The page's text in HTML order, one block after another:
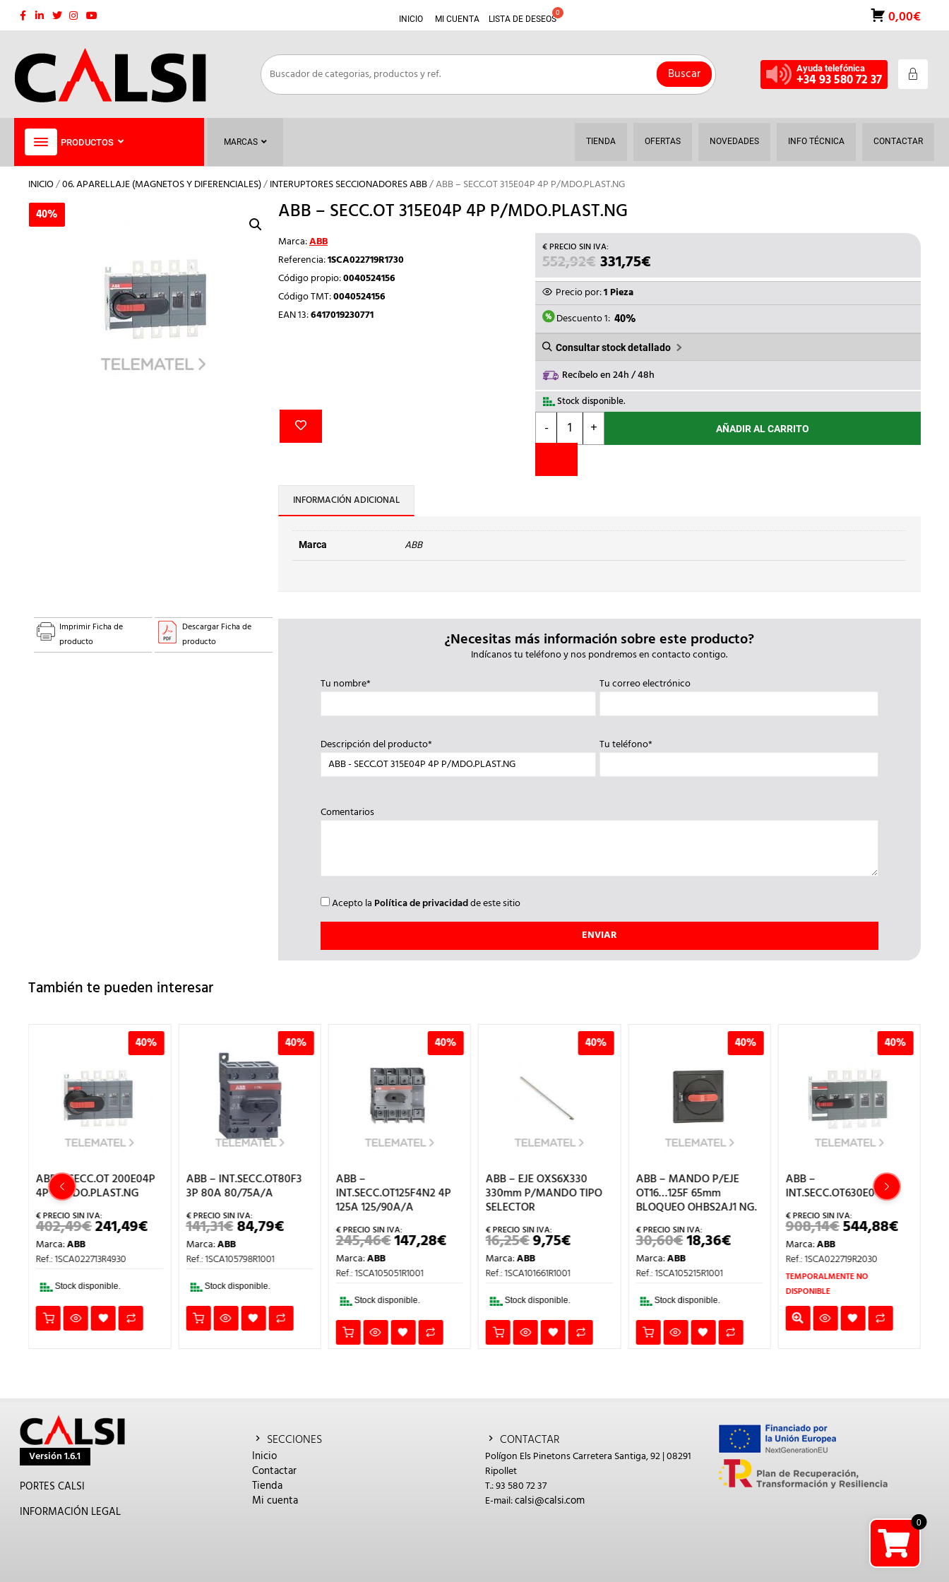
Saltar
INICIO MI CUENTA LISTA DE DESEOS 0,00€
Buscar Ayuda telefónica
+34 93 580 72 37
PRODUCTOS MARCAS TIENDA OFERTAS NOVEDADES INFO TÉCNICA CONTACTAR
INICIO/06. APARELLAJE (MAGNETOS Y DIFERENCIALES)/INTERUPTORES SECCIONADORES ABB/ ABB – SECC.OT 315E04P 4P P/MDO.PLAST.NG
40% ABB – SECC.OT 315E04P 4P P/MDO.PLAST.NG
Marca:ABB
Referencia:1SCA022719R1730
Código propio:0040524156
Código TMT:0040524156
EAN 13:6417019230771
552,92€ EL
PRECIO
ORIGINAL
ERA:
552,92€.
331,75€EL
PRECIO
ES:
Precio por:1 Pieza
Descuento 1: 40%
Consultar stock detallado
Recíbelo en 24h / 48h
Stock disponible.
-
ABB
SECC.OT
4P
+ AÑADIR AL CARRITO
INFORMACIÓN ADICIONAL
Marca ABB
40%
Imprimir Ficha de
producto
Descargar Ficha de
producto
¿Necesitas más información sobre este producto?
Indícanos tu teléfono y nos pondremos en contacto contigo.
Tu nombre*
Tu correo electrónico
Descripción del producto* Tu teléfono*
Comentarios
Acepto la Política de privacidadde este sitio
También te pueden interesar
40%
ABB – SECC.OT 200E04P
4P P/MDO.PLAST.NG
402,49€EL
PRECIO
ERA:
241,49€EL
PRECIO
ACTUAL
Marca:ABB
Ref.: 1SCA022713R4930
Stock disponible.
40%
ABB – INT.SECC.OT80F3
3P 80A 80/75A/A
141,31€EL
PRECIO
ERA:
84,79€EL
PRECIO
Marca:ABB
Ref.: 1SCA105798R1001
Stock disponible.
40%
ABB –
INT.SECC.OT125F4N2 4P
125A 125/90A/A
245,46€EL
PRECIO
ERA:
147,28€EL
PRECIO
ACTUAL
Marca:ABB
Ref.: 1SCA105051R1001
Stock disponible.
40%
ABB – EJE OXS6X330
330mm P/MANDO TIPO
SELECTOR
16,25€EL
PRECIO
ORIGINAL
ERA:
9,75€EL
PRECIO
ES:
Marca:ABB
Ref.: 1SCA101661R1001
Stock disponible.
40%
ABB – MANDO P/EJE
OT16…125F 65mm
BLOQUEO OHBS2AJ1 NG.
30,60€EL
PRECIO
ERA:
18,36€EL
PRECIO
Marca:ABB
Ref.: 1SCA105215R1001
Stock disponible.
40%
ABB –
INT.SECC.OT630E04-P
908,14€EL
PRECIO
ERA:
908,14€.
544,88€EL
PRECIO
Marca:ABB
Ref.: 1SCA022719R2030
TEMPORALMENTE NO
DISPONIBLE
Versión 1.6.1
PORTES CALSI
INFORMACIÓN LEGAL
SECCIONES
Inicio
Contactar
Tienda
Mi cuenta
CONTACTAR
Polígon Els Pinetons Carretera Santiga, 92 | 08291
Ripollet
T.: 93 580 72 37
E-mail:calsi@calsi.com
0